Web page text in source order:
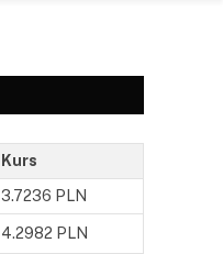
Kurs
3.7236 PLN
4.2982 PLN